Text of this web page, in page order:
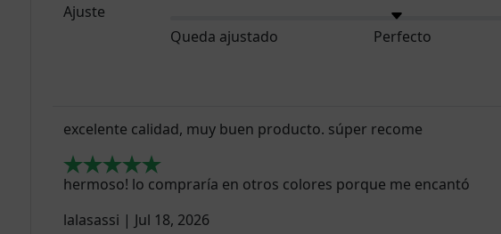
Ajuste
Queda ajustado
Perfecto
excelente calidad, muy buen producto. súper recome
hermoso! lo compraría en otros colores porque me encantó
lalasassi | Jul 18, 2026